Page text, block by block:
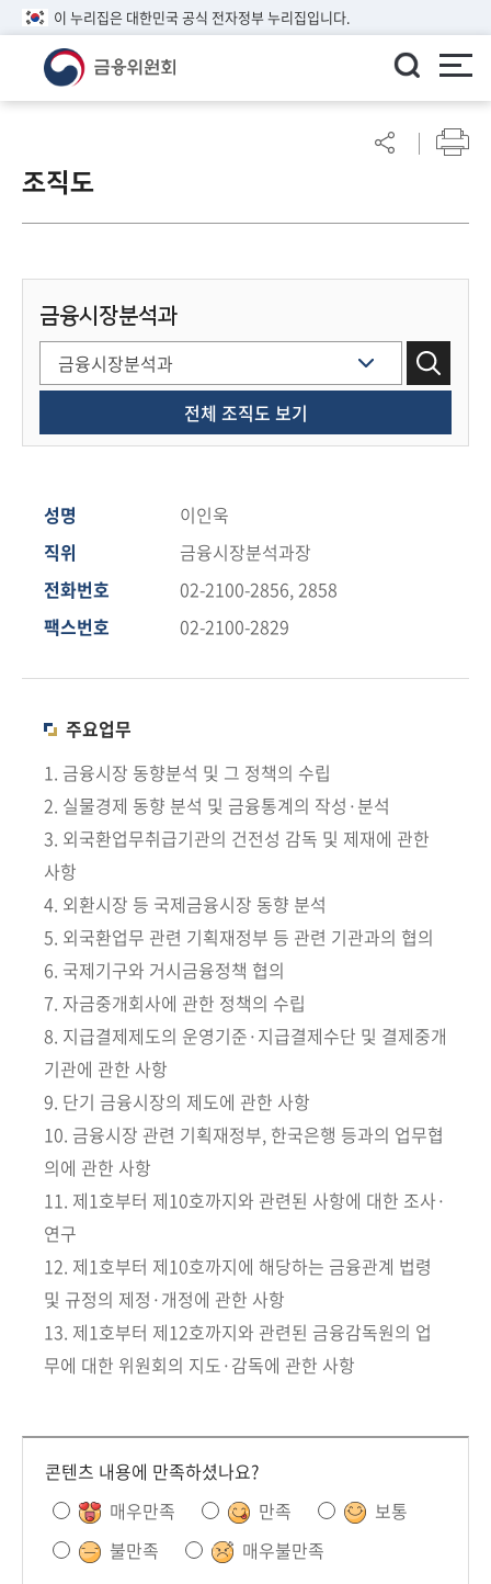
이 누리집은 대한민국 공식 전자정부 누리집입니다.
린
이알
개
조직도
금융시장분석과
전체 조직도 보기
성명
이인욱
직위
금융시장분석과장
전화번호
02-2100-2856, 2858
팩스번호
02-2100-2829
주요업무
1. 금융시장 동향분석 및 그 정책의 수립
2. 실물경제 동향 분석 및 금융통계의 작성·분석
3. 외국환업무취급기관의 건전성 감독 및 제재에 관한
사항
4. 외환시장 등 국제금융시장 동향 분석
5. 외국환업무 관련 기획재정부 등 관련 기관과의 협의
6. 국제기구와 거시금융정책 협의
7. 자금중개회사에 관한 정책의 수립
8. 지급결제제도의 운영기준·지급결제수단 및 결제중개
기관에 관한 사항
9. 단기 금융시장의 제도에 관한 사항
10. 금융시장 관련 기획재정부, 한국은행 등과의 업무협
의에 관한 사항
11. 제1호부터 제10호까지와 관련된 사항에 대한 조사·
연구
12. 제1호부터 제10호까지에 해당하는 금융관계 법령
및 규정의 제정·개정에 관한 사항
13. 제1호부터 제12호까지와 관련된 금융감독원의 업
무에 대한 위원회의 지도·감독에 관한 사항
콘텐츠 내용에 만족하셨나요?
매우만족
만족
보통
불만족
매우불만족